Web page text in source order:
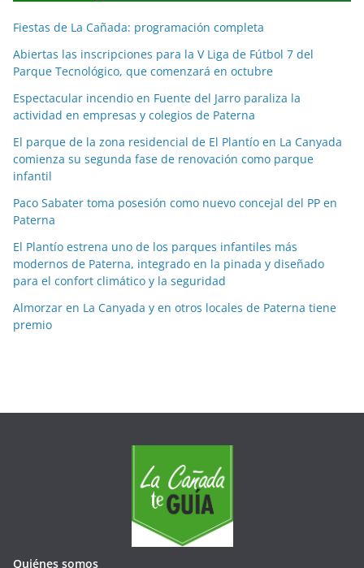
i
a
s
p
o
m
e
e
Fiestas de La Cañada: programación completa
Abiertas las inscripciones para la V Liga de Fútbol 7 del
Parque Tecnológico, que comenzará en octubre
Espectacular incendio en Fuente del Jarro paraliza la
actividad en empresas y colegios de Paterna
El parque de la zona residencial de El Plantío en La Canyada
comienza su segunda fase de renovación como parque
infantil
Paco Sabater toma posesión como nuevo concejal del PP en
Paterna
El Plantío estrena uno de los parques infantiles más
modernos de Paterna, integrado en la pinada y diseñado
para el confort climático y la seguridad
Almorzar en La Canyada y en otros locales de Paterna tiene
premio
Quiénes somos